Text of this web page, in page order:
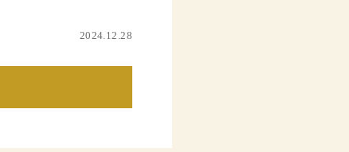
2024.12.28